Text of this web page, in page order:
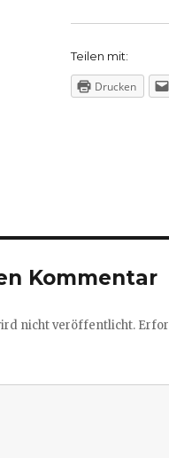
Teilen mit:
Drucken
Kommentar
nicht veröffentlicht.